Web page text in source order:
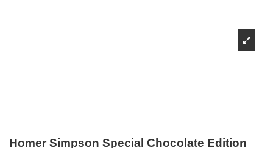
Homer Simpson Special Chocolate Edition